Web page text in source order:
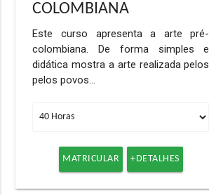
COLOMBIANA
Este curso apresenta a arte pré-
colombiana. De forma simples e
didática mostra a arte realizada pelos
pelos povos…
MATRICULAR +DETALHES